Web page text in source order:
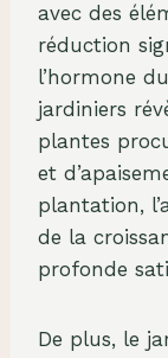
avec des
réduction
l’hormone
jardiniers
plantes
et
plantation,
de la
profonde
De plus, le